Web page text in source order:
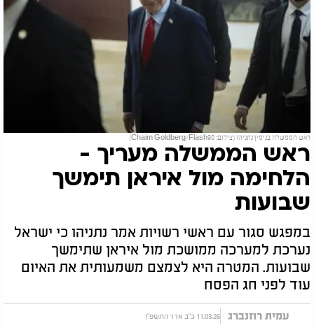
ראש הממשלה בנימין נתניהו (צילום: Chaim Goldberg/Flash90)
ראש הממשלה מעריך -
הלחימה מול איראן תימשך
שבועות
במפגש סגור עם ראשי רשויות אמר נתניהו כי ישראל
נערכת למערכה ממושכת מול איראן שתימשך
שבועות. המטרה היא לצמצם משמעותית את האיום
עוד לפני חג הפסח
עמית רוזנברג 11.03.26 כ"ב אדר התשפ"ו